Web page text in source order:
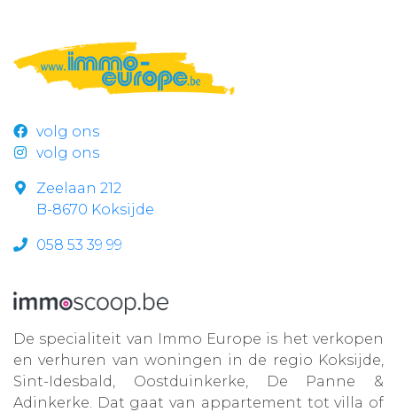
volg ons
volg ons
Zeelaan 212
B-8670 Koksijde
058 53 39 99
De specialiteit van Immo Europe is het verkopen
en verhuren van woningen in de regio Koksijde,
Sint-Idesbald, Oostduinkerke, De Panne &
Adinkerke. Dat gaat van appartement tot villa of